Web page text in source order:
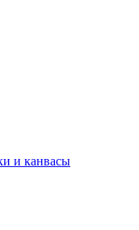
и канвасы